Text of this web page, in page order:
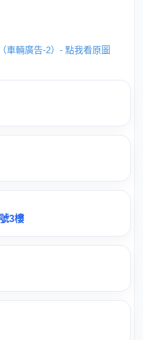
（車輛廣告-2）- 點我看原圖
3樓